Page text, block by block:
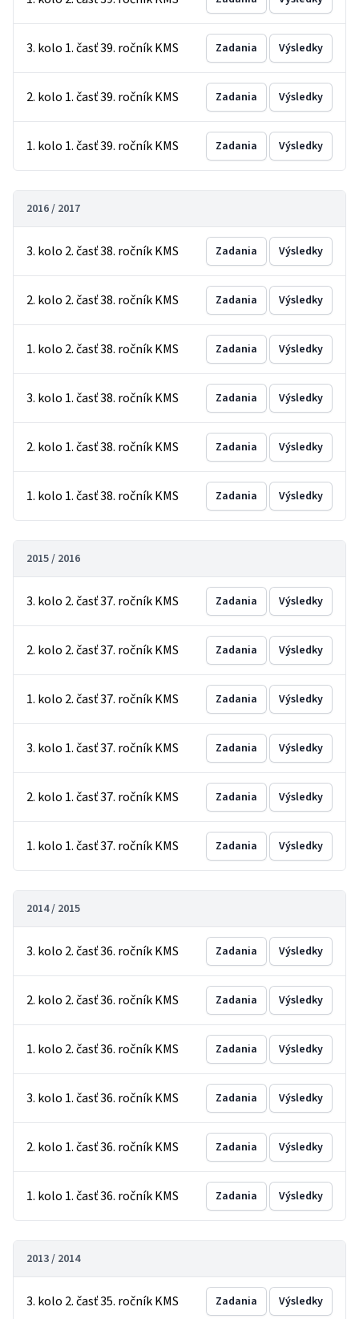
3. kolo 1. časť 39. ročník KMS Zadania Výsledky
2. kolo 1. časť 39. ročník KMS Zadania Výsledky
1. kolo 1. časť 39. ročník KMS Zadania Výsledky
2016 / 2017
3. kolo 2. časť 38. ročník KMS Zadania Výsledky
2. kolo 2. časť 38. ročník KMS Zadania Výsledky
1. kolo 2. časť 38. ročník KMS Zadania Výsledky
3. kolo 1. časť 38. ročník KMS Zadania Výsledky
2. kolo 1. časť 38. ročník KMS Zadania Výsledky
1. kolo 1. časť 38. ročník KMS Zadania Výsledky
2015 / 2016
3. kolo 2. časť 37. ročník KMS Zadania Výsledky
2. kolo 2. časť 37. ročník KMS Zadania Výsledky
1. kolo 2. časť 37. ročník KMS Zadania Výsledky
3. kolo 1. časť 37. ročník KMS Zadania Výsledky
2. kolo 1. časť 37. ročník KMS Zadania Výsledky
1. kolo 1. časť 37. ročník KMS Zadania Výsledky
2014 / 2015
3. kolo 2. časť 36. ročník KMS Zadania Výsledky
2. kolo 2. časť 36. ročník KMS Zadania Výsledky
1. kolo 2. časť 36. ročník KMS Zadania Výsledky
3. kolo 1. časť 36. ročník KMS Zadania Výsledky
2. kolo 1. časť 36. ročník KMS Zadania Výsledky
1. kolo 1. časť 36. ročník KMS Zadania Výsledky
2013 / 2014
3. kolo 2. časť 35. ročník KMS Zadania Výsledky